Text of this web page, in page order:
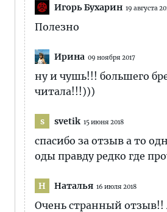
Игорь Бухарин 19 августа
Полезно
Ирина 09 ноября 2017
ну и чушь!!! большего
читала!!!)))
s svetik 15 июня 2018
спасибо за отзыв а то
оды правду редко где
Н Наталья 16 июля 2018
Очень странный отзыв!!